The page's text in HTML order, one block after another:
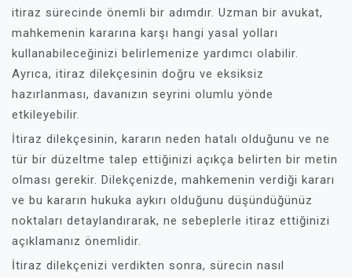
itiraz sürecinde önemli bir adımdır. Uzman bir avukat,
mahkemenin kararına karşı hangi yasal yolları
kullanabileceğinizi belirlemenize yardımcı olabilir.
Ayrıca, itiraz dilekçesinin doğru ve eksiksiz
hazırlanması, davanızın seyrini olumlu yönde
etkileyebilir.
İtiraz dilekçesinin, kararın neden hatalı olduğunu ve ne
tür bir düzeltme talep ettiğinizi açıkça belirten bir metin
olması gerekir. Dilekçenizde, mahkemenin verdiği kararı
ve bu kararın hukuka aykırı olduğunu düşündüğünüz
noktaları detaylandırarak, ne sebeplerle itiraz ettiğinizi
açıklamanız önemlidir.
İtiraz dilekçenizi verdikten sonra, sürecin nasıl